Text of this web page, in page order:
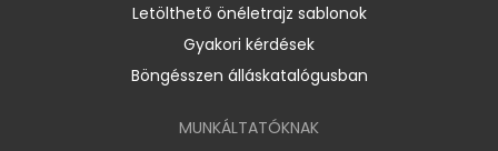
Letölthető önéletrajz sablonok
Gyakori kérdések
Böngésszen álláskatalógusban
MUNKÁLTATÓKNAK